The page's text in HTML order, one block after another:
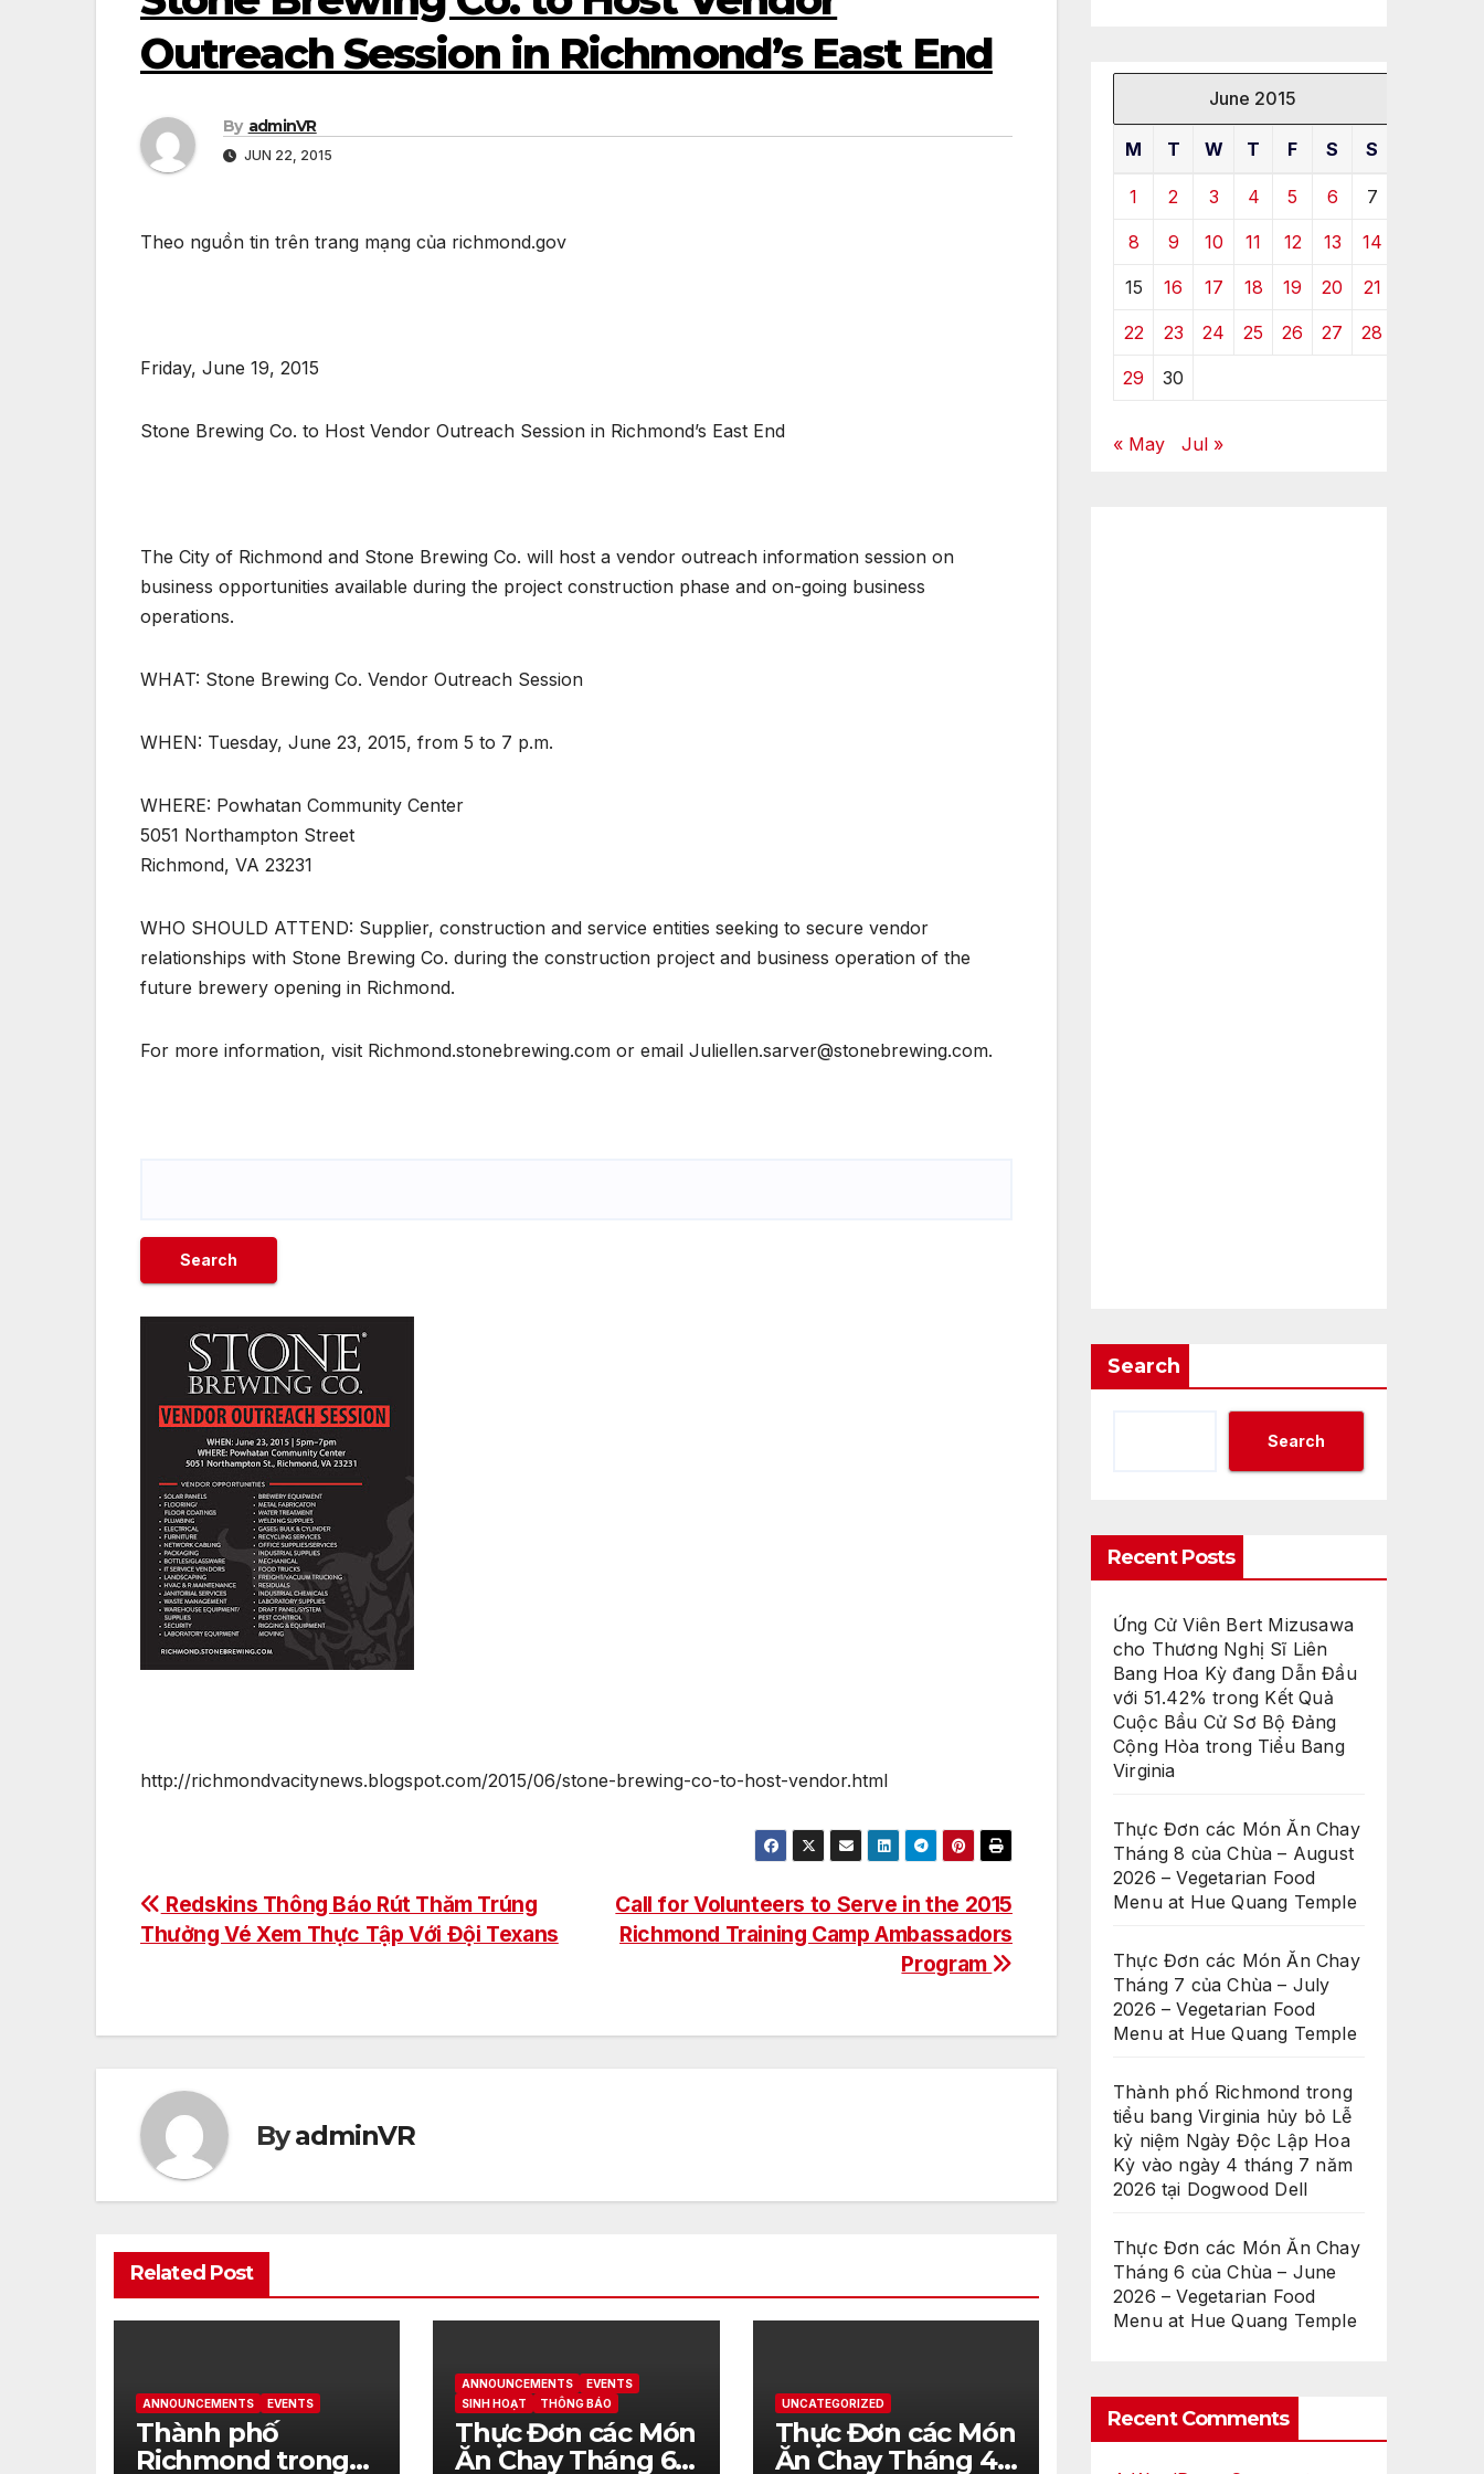
Outreach Session in Richmond’s East End
By adminVR
JUN 22, 2015
Theo nguồn tin trên trang mạng của richmond.gov
Friday, June 19, 2015
Stone Brewing Co. to Host Vendor Outreach Session in Richmond’s East End
The City of Richmond and Stone Brewing Co. will host a vendor outreach information session on
business opportunities available during the project construction phase and on-going business
operations.
WHAT: Stone Brewing Co. Vendor Outreach Session
WHEN: Tuesday, June 23, 2015, from 5 to 7 p.m.
WHERE: Powhatan Community Center
5051 Northampton Street
Richmond, VA 23231
WHO SHOULD ATTEND: Supplier, construction and service entities seeking to secure vendor
relationships with Stone Brewing Co. during the construction project and business operation of the
future brewery opening in Richmond.
For more information, visit Richmond.stonebrewing.com or email Juliellen.sarver@stonebrewing.com.
http://richmondvacitynews.blogspot.com/2015/06/stone-brewing-co-to-host-vendor.html
Post
navigation
Call for Volunteers to Serve in the 2015
Richmond Training Camp Ambassadors
Program
Redskins Thông Báo Rút Thăm Trúng
Thưởng Vé Xem Thực Tập Với Đội Texans
ByadminVR
Related Post
ANNOUNCEMENTS EVENTS
Thành phố
Richmond trong
ANNOUNCEMENTS
EVENTS
SINH HOẠT
THÔNG BÁO
Thực Đơn các Món
Ăn Chay Tháng 6
UNCATEGORIZED
Thực Đơn các Món
Ăn Chay Tháng 4
June 2015
M T W T F S S
1 2 3 4 5 6 7
8 9 10 11 12 13 14
15 16 17 18 19 20 21
22 23 24 25 26 27 28
29 30
« May Jul »
Search
Search
Recent Posts
Ứng Cử Viên Bert Mizusawa
cho Thương Nghị Sĩ Liên
Bang Hoa Kỳ đang Dẫn Đầu
với 51.42% trong Kết Quả
Cuộc Bầu Cử Sơ Bộ Đảng
Cộng Hòa trong Tiểu Bang
Virginia
Thực Đơn các Món Ăn Chay
Tháng 8 của Chùa – August
2026 – Vegetarian Food
Menu at Hue Quang Temple
Thực Đơn các Món Ăn Chay
Tháng 7 của Chùa – July
2026 – Vegetarian Food
Menu at Hue Quang Temple
Thành phố Richmond trong
tiểu bang Virginia hủy bỏ Lễ
kỷ niệm Ngày Độc Lập Hoa
Kỳ vào ngày 4 tháng 7 năm
2026 tại Dogwood Dell
Thực Đơn các Món Ăn Chay
Tháng 6 của Chùa – June
2026 – Vegetarian Food
Menu at Hue Quang Temple
Recent Comments